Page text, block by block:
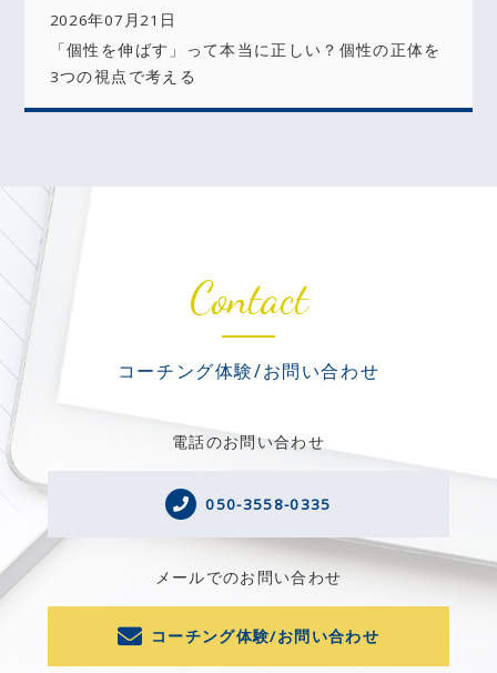
2026年07月21日
「個性を伸ばす」って本当に正しい？個性の正体を
3つの視点で考える
Contact
コーチング体験/お問い合わせ
電話のお問い合わせ
050-3558-0335
メールでのお問い合わせ
コーチング体験/お問い合わせ